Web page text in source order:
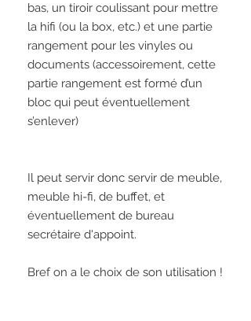
bas, un tiroir coulissant pour mettre
la hifi (ou la box, etc.) et une partie
rangement pour les vinyles ou
documents (accessoirement, cette
partie rangement est formé d’un
bloc qui peut éventuellement
s’enlever)
Il peut servir donc servir de meuble,
meuble hi-fi, de buffet, et
éventuellement de bureau
secrétaire d'appoint.
Bref on a le choix de son utilisation !